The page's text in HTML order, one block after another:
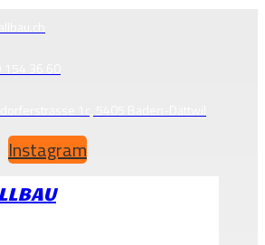
Instagram